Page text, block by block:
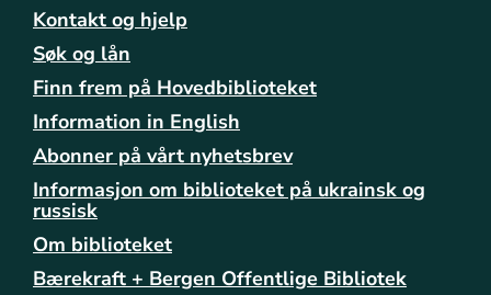
Kontakt og hjelp
Søk og lån
Finn frem på Hovedbiblioteket
Information in English
Abonner på vårt nyhetsbrev
Informasjon om biblioteket på ukrainsk og
russisk
Om biblioteket
Bærekraft + Bergen Offentlige Bibliotek